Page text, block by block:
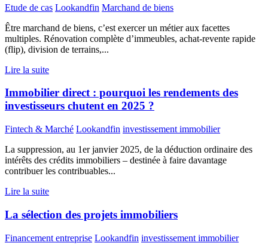
Etude de cas Lookandfin Marchand de biens
Être marchand de biens, c’est exercer un métier aux facettes
multiples. Rénovation complète d’immeubles, achat-revente rapide
(flip), division de terrains,...
Lire la suite
Immobilier direct : pourquoi les rendements des
investisseurs chutent en 2025 ?
Fintech & Marché Lookandfin investissement immobilier
La suppression, au 1er janvier 2025, de la déduction ordinaire des
intérêts des crédits immobiliers – destinée à faire davantage
contribuer les contribuables...
Lire la suite
La sélection des projets immobiliers
Financement entreprise Lookandfin investissement immobilier